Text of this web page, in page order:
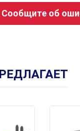
Сообщите об